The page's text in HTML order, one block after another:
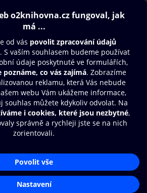
údajů
Aplikace O2 Knihovna
Čti a poslouchej své e-knihy a